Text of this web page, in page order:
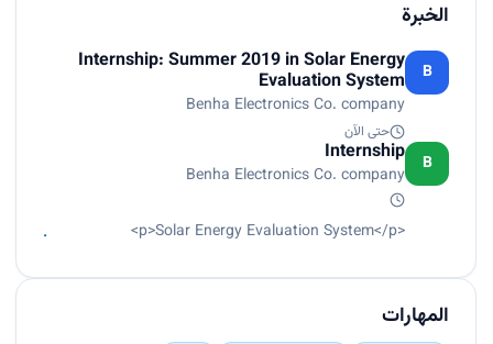
الخبرة
B
Internship: Summer 2019 in Solar Energy
Evaluation System
Benha Electronics Co. company
حتى الآن
B
Internship
Benha Electronics Co. company
<p>Solar Energy Evaluation System</p>
المهارات